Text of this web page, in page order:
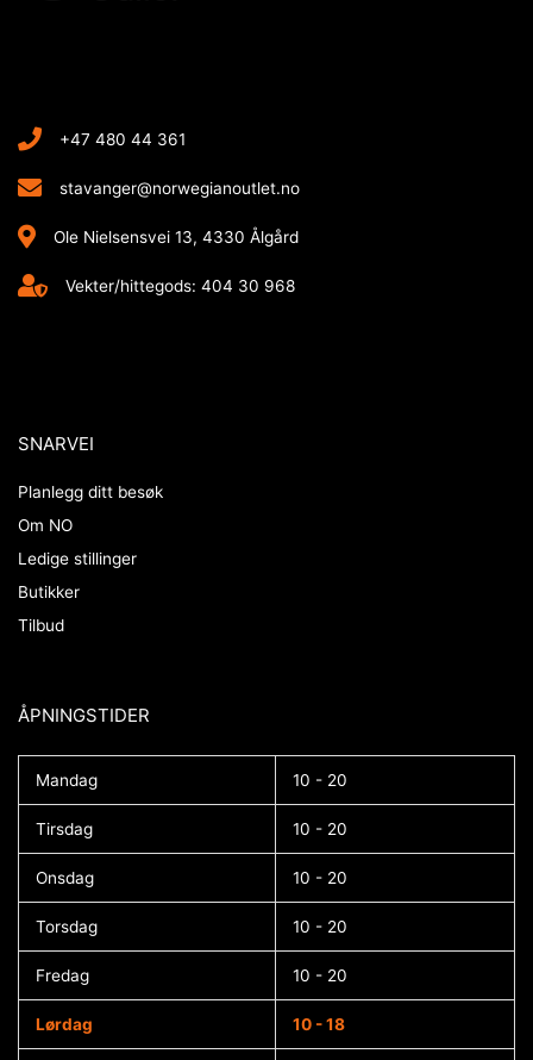
+47 480 44 361
stavanger@norwegianoutlet.no
Ole Nielsensvei 13, 4330 Ålgård
Vekter/hittegods: 404 30 968
SNARVEI
Planlegg ditt besøk
Om NO
Ledige stillinger
Butikker
Tilbud
ÅPNINGSTIDER​
Mandag 10 - 20
Tirsdag 10 - 20
Onsdag 10 - 20
Torsdag 10 - 20
Fredag 10 - 20
Lørdag 10 - 18